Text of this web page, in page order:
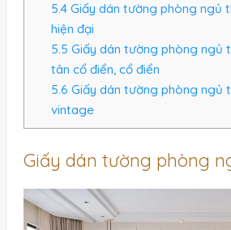
5.4Giấy dán tường phòng ngủ
hiện đại
5.5 Giấy dán tường phòng ngủ
tân cổ điển, cổ điển
5.6 Giấy dán tường phòng ngủ
vintage
Giấy dán tường phòng